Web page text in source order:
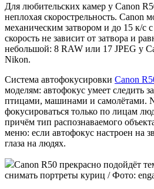
Для любительских камер у Canon
неплохая скорострельность. Canon
механическим затвором и до 15 к/с
скорость не зависит от затвора и
небольшой: 8 RAW или 17 JPEG у
Nikon.
Система автофокусировки Canon
моделям: автофокус умеет следить
птицами, машинами и самолётами.
фокусироваться только по лицам
причём тип распознаваемого
меню: если автофокус настроен на
глаза на людях.
Canon R50 прекрасно подойдёт
снимать портреты куриц / Фото: